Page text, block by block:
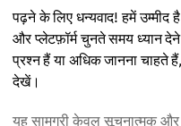
पढ़ने के लिए धन्यवाद! हमें उम्मीद
और प्लेटफ़ॉर्म चुनते समय ध्यान
प्रश्न हैं या अधिक जानना चाहते
देखें।
यह सामग्री केवल सूचनात्मक और